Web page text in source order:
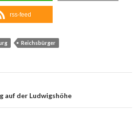
rss-feed
Reichsbürger
auf der Ludwigshöhe